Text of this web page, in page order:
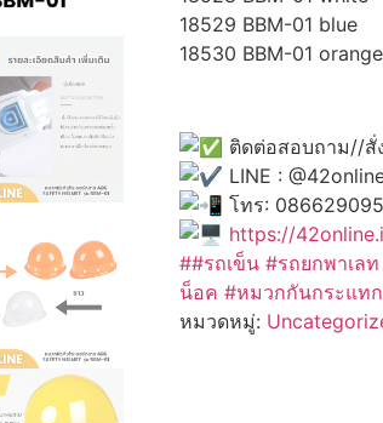
18529 BBM-01 blue
18530 BBM-01 orange
ติดต่อสอบถาม//สั่
LINE :
โทร:
https://
##รถเข็น #รถยกพาเล
น็อค #หมวกกันกระแท
หมวดหมู่: